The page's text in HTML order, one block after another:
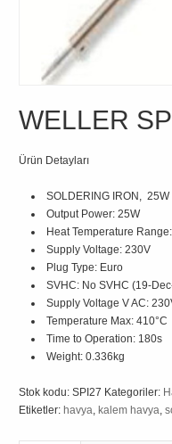
WELLER
Ürün Detayları
SOLDERING IRON, 25W
Output Power: 25W
Heat Temperature Range:
Supply Voltage: 230V
Plug Type: Euro
SVHC: No SVHC (19-
Supply Voltage V AC:
Temperature Max: 410°C
Time to Operation: 180s
Weight: 0.336kg
Stok kodu:SPI27 Kategoriler:
Etiketler:havya ,kalem havya ,